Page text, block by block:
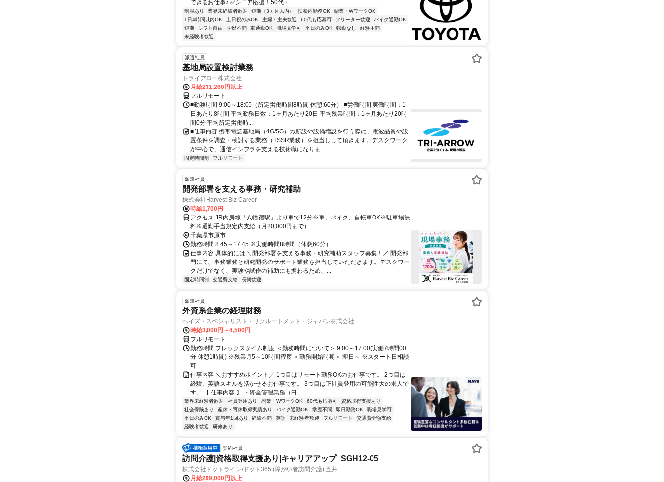
できるお仕事♪ ✅シニア応援！50代・...
制服あり 業界未経験者歓迎 短期（3ヵ月以内） 扶養内勤務OK
副業・WワークOK
1日4時間以内OK
土日祝のみOK 主婦・主夫歓迎 60代も応募可 フリーター歓迎
バイク通勤OK
短期
シフト自由 学歴不問 車通勤OK 職場見学可 平日のみOK 転勤なし
経験不問
未経験者歓迎
派遣社員
基地局設置検討業務
トライアロー株式会社
月給231,260円以上
フルリモート
■勤務時間 9:00～18:00（所定労働時間8時間 休憩:60分） ■労働時間 実働時間：1
日あたり8時間 平均勤務日数：1ヶ月あたり20日 平均残業時間：1ヶ月あたり20時
間0分 平均所定労働時...
■仕事内容 携帯電話基地局（4G/5G）の新設や設備増設を行う際に、電波品質や設
置条件を調査・検討する業務（TSSR業務）を担当しして頂きます。デスクワーク
が中心で、通信インフラを支える技術職になりま...
固定時間制 フルリモート
派遣社員
開発部署を支える事務・研究補助
株式会社Harvest Biz Career
時給1,700円
アクセス JR内房線「八幡宿駅」より車で12分※車、バイク、自転車OK※駐車場無
料※通勤手当規定内支給（月20,000円まで）
千葉県市原市
勤務時間 8:45～17:45 ※実働時間8時間（休憩60分）
仕事内容 具体的には ＼開発部署を支える事務・研究補助スタッフ募集！／ 開発部
門にて、事務業務と研究開発のサポート業務を担当していただきます。デスクワー
クだけでなく、実験や試作の補助にも携わるため、...
固定時間制 交通費支給 長期歓迎
派遣社員
外資系企業の経理財務
ヘイズ・スペシャリスト・リクルートメント・ジャパン株式会社
時給3,000円～4,500円
フルリモート
勤務時間 フレックスタイム制度 ＜勤務時間について＞ 9:00～17:00(実働7時間00
分 休憩1時間) ※残業月5～10時間程度 ＜勤務開始時期＞ 即日～ ※スタート日相談
可
仕事内容 ＼おすすめポイント／ 1つ目はリモート勤務OKのお仕事です。 2つ目は
経験、英語スキルを活かせるお仕事です。 3つ目は正社員登用の可能性大の求人で
す。 【 仕事内容 】 ・資金管理業務（日...
業界未経験者歓迎 社員登用あり 副業・WワークOK 60代も応募可
資格取得支援あり
社会保険あり
産休・育休取得実績あり バイク通勤OK 学歴不問 即日勤務OK
職場見学可
平日のみOK
賞与年1回あり 経験不問 英語 未経験者歓迎 フルリモート
交通費全額支給
経験者歓迎
研修あり
契約社員
訪問介護|資格取得支援あり|キャリアアップ_SGH12-05
株式会社ドットライン/ドット365 (障がい者訪問介護) 五井
月給299,000円以上